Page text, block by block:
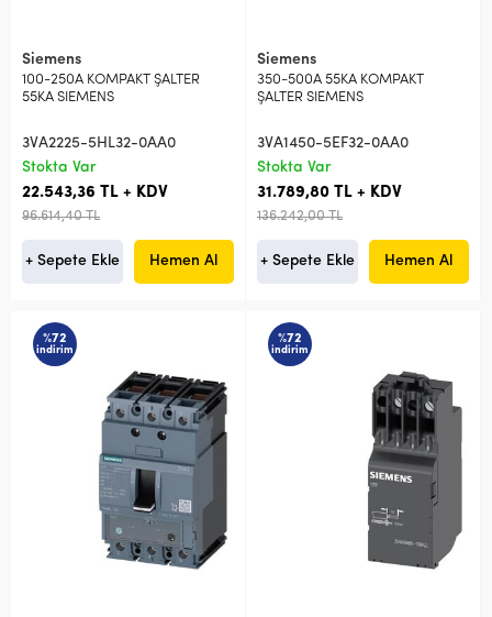
Siemens
100-250A KOMPAKT ŞALTER
55KA SIEMENS
3VA2225-5HL32-0AA0
Stokta Var
22.543,36 TL + KDV
96.614,40 TL
+ Sepete Ekle Hemen Al
Siemens
350-500A 55KA KOMPAKT
ŞALTER SIEMENS
3VA1450-5EF32-0AA0
Stokta Var
31.789,80 TL + KDV
136.242,00 TL
+ Sepete Ekle Hemen Al
%72
indirim
%72
indirim